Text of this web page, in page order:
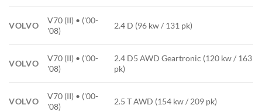
VOLVO
V70 (II) • ('00-
'08)
2.4 D (96 kw / 131 pk)
VOLVO
V70 (II) • ('00-
'08)
2.4 D5 AWD Geartronic (120 kw / 163
pk)
VOLVO
V70 (II) • ('00-
'08)
2.5 T AWD (154 kw / 209 pk)